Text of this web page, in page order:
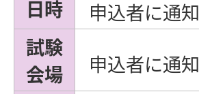
日時
申込者に通知
試験
会場
申込者に通知